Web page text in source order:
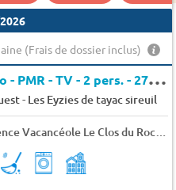
(Frais de dossier inclus)
S
tudio - PMR - TV - 2 pers. - 27m2 - Animaux admis
- Les Eyzies de tayac sireuil